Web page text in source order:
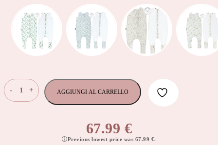
-
Sacco+ AGGIUNGI AL CARRELLO
67.99 €
Previous lowest price was 67.99 €.